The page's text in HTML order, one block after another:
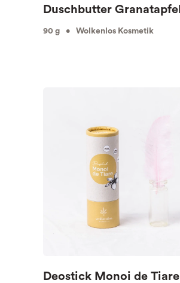
Duschbutter Granatapfel
90 g • Wolkenlos Kosmetik
Deostick Monoi de Tiare